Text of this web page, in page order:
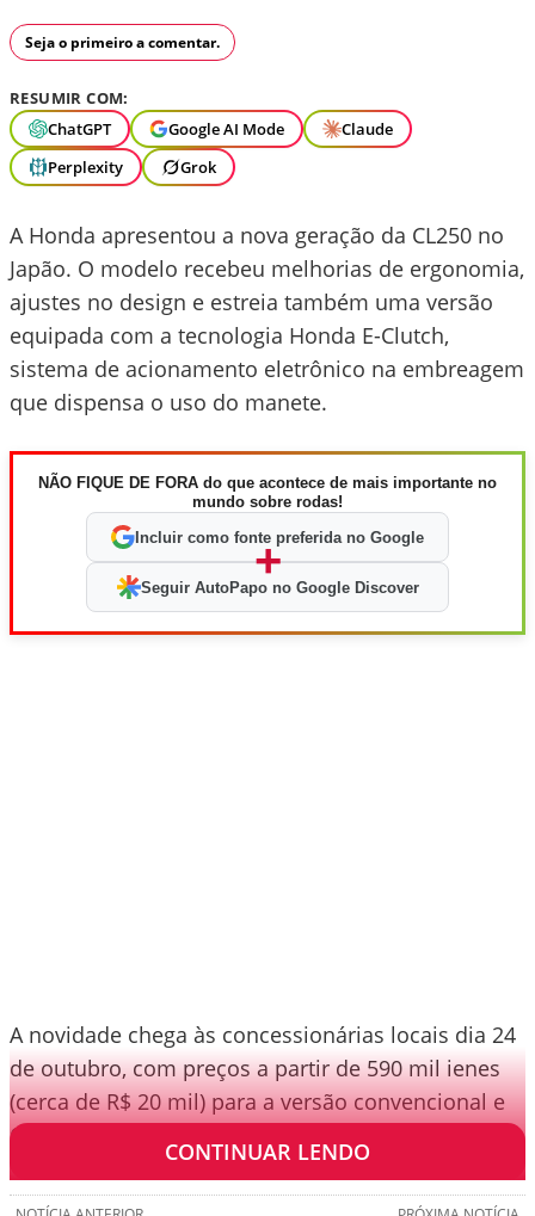
Seja o primeiro a comentar.
RESUMIR COM:
ChatGPT
Google AI Mode
Claude
Perplexity
Grok
A Honda apresentou a nova geração da CL250 no
Japão. O modelo recebeu melhorias de ergonomia,
ajustes no design e estreia também uma versão
equipada com a tecnologia Honda E-Clutch,
sistema de acionamento eletrônico na embreagem
que dispensa o uso do manete.
NÃO FIQUE DE FORA do que acontece de mais importante no
mundo sobre rodas!
Incluir como fonte preferida no Google
+
Seguir AutoPapo no Google Discover
A novidade chega às concessionárias locais dia 24
de outubro, com preços a partir de 590 mil ienes
(cerca de R$ 20 mil) para a versão convencional e
640 mil ienes (R$ 21,7 mil) para a E-Clutch.
CONTINUAR LENDO